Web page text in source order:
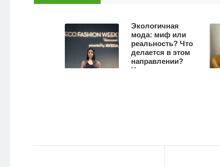
Экологичная
мода: миф или
реальность? Что
делается в этом
направлении?
Что можем